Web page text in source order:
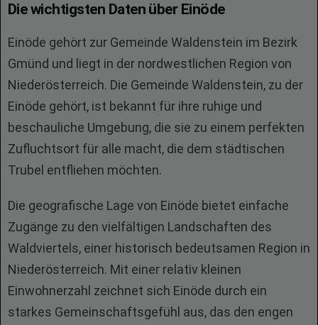
Die wichtigsten Daten über Einöde
Einöde gehört zur Gemeinde Waldenstein im Bezirk
Gmünd und liegt in der nordwestlichen Region von
Niederösterreich. Die Gemeinde Waldenstein, zu der
Einöde gehört, ist bekannt für ihre ruhige und
beschauliche Umgebung, die sie zu einem perfekten
Zufluchtsort für alle macht, die dem städtischen
Trubel entfliehen möchten.
Die geografische Lage von Einöde bietet einfache
Zugänge zu den vielfältigen Landschaften des
Waldviertels, einer historisch bedeutsamen Region in
Niederösterreich. Mit einer relativ kleinen
Einwohnerzahl zeichnet sich Einöde durch ein
starkes Gemeinschaftsgefühl aus, das den engen